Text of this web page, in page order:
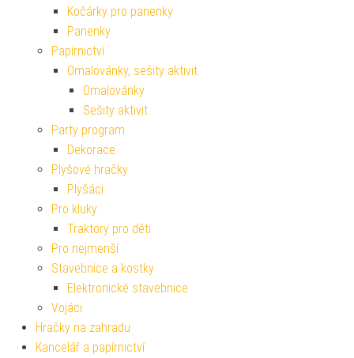
Kočárky pro panenky
Panenky
Papírnictví
Omalovánky, sešity aktivit
Omalovánky
Sešity aktivit
Party program
Dekorace
Plyšové hračky
Plyšáci
Pro kluky
Traktory pro děti
Pro nejmenší
Stavebnice a kostky
Elektronické stavebnice
Vojáci
Hračky na zahradu
Kancelář a papírnictví